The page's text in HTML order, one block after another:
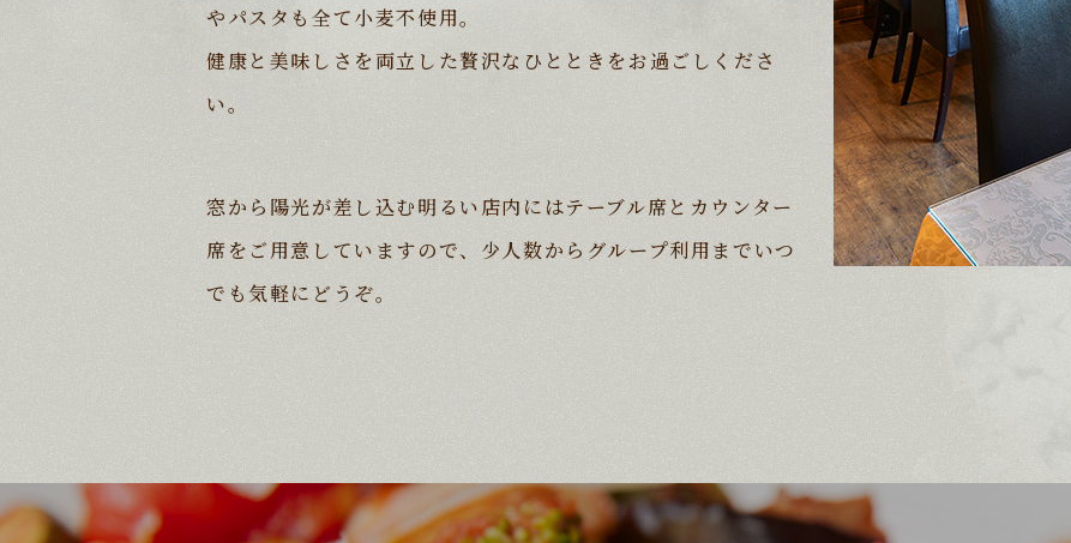
やパスタも全て小麦不使用。
健康と美味しさを両立した贅沢なひとときをお過ごしくださ
い。
窓から陽光が差し込む明るい店内にはテーブル席とカウンター
席をご用意していますので、少人数からグループ利用までいつ
でも気軽にどうぞ。